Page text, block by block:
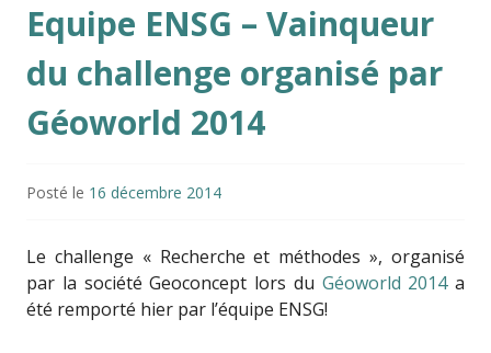
Equipe ENSG – Vainqueur
du challenge organisé par
Géoworld 2014
Posté le 16 décembre 2014
Le challenge « Recherche et méthodes », organisé
par la société Geoconcept lors du Géoworld 2014 a
été remporté hier par l’équipe ENSG!